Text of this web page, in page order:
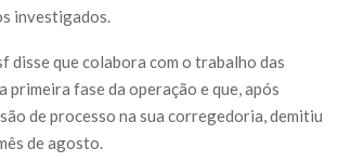
investigados.
disse que colabora com o trabalho das
primeira fase da operação e que, após
de processo na sua corregedoria, demitiu
de agosto.